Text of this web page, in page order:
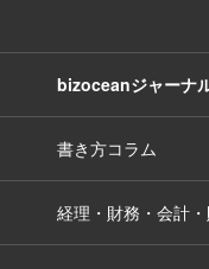
bizoceanジャーナ
書き方コラム
経理・財務・会計